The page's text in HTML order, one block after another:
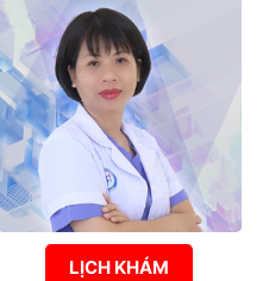
LỊCH KHÁM